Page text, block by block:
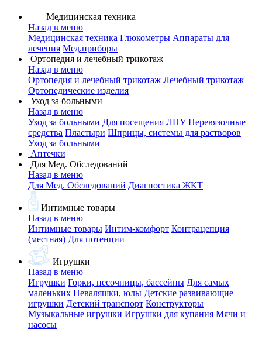
Медицинская техника
Назад в меню
Медицинская техника Глюкометры Аппараты для
лечения Мед.приборы
Ортопедия и лечебный трикотаж
Назад в меню
Ортопедия и лечебный трикотаж Лечебный трикотаж
Ортопедические изделия
Уход за больными
Назад в меню
Уход за больными Для посещения ЛПУ Перевязочные
средства Пластыри Шприцы, системы для растворов
Уход за больными
Аптечки
Для Мед. Обследований
Назад в меню
Для Мед. Обследований Диагностика ЖКТ
Интимные товары
Назад в меню
Интимные товары Интим-комфорт Контрацепция
(местная) Для потенции
Игрушки
Назад в меню
Игрушки Горки, песочницы, бассейны Для самых
маленьких Неваляшки, юлы Детские развивающие
игрушки Детский транспорт Конструкторы
Музыкальные игрушки Игрушки для купания Мячи и
насосы